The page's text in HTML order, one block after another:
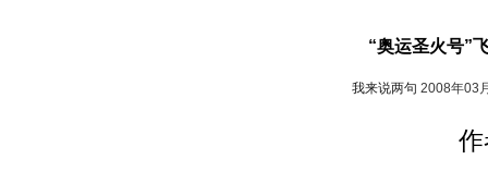
“奥运圣火号”
我来说两句 2008年03